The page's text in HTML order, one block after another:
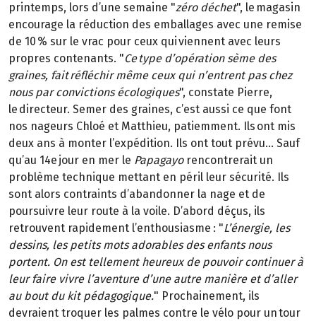
printemps, lors d’une semaine "zéro déchet", le magasin
encourage la réduction des emballages avec une remise
de 10 % sur le vrac pour ceux qui viennent avec leurs
propres contenants. "Ce type d’opération sème des
graines, fait réfléchir même ceux qui n’entrent pas chez
nous par convictions écologiques", constate Pierre,
le directeur. Semer des graines, c’est aussi ce que font
nos nageurs Chloé et Matthieu, patiemment. Ils ont mis
deux ans à monter l’expédition. Ils ont tout prévu… Sauf
qu’au 14e jour en mer le Papagayo rencontrerait un
problème technique mettant en péril leur sécurité. Ils
sont alors contraints d’abandonner la nage et de
poursuivre leur route à la voile. D’abord déçus, ils
retrouvent rapidement l’enthousiasme : "L’énergie, les
dessins, les petits mots adorables des enfants nous
portent. On est tellement heureux de pouvoir continuer à
leur faire vivre l’aventure d’une autre manière et d’aller
au bout du kit pédagogique." Prochainement, ils
devraient troquer les palmes contre le vélo pour un tour